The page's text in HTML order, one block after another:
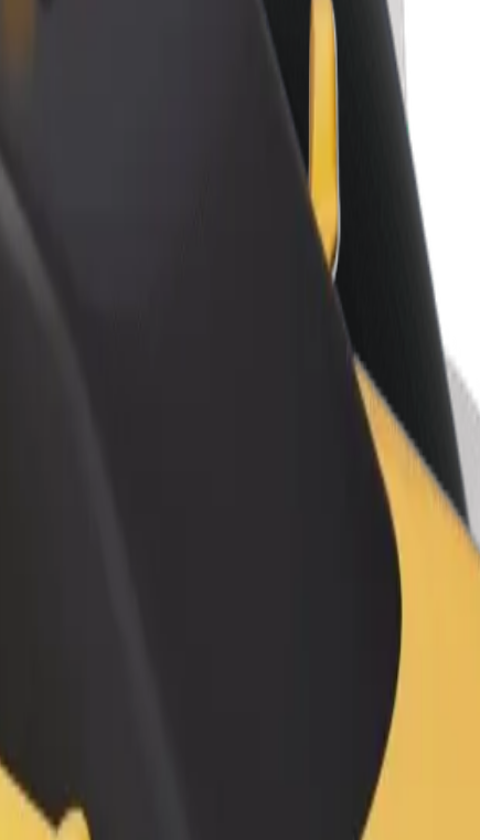
Bolt for Business
Tavam uzņēmumam
pakalpojumi
un izvēlies ceļam piemērotāko braucienu.